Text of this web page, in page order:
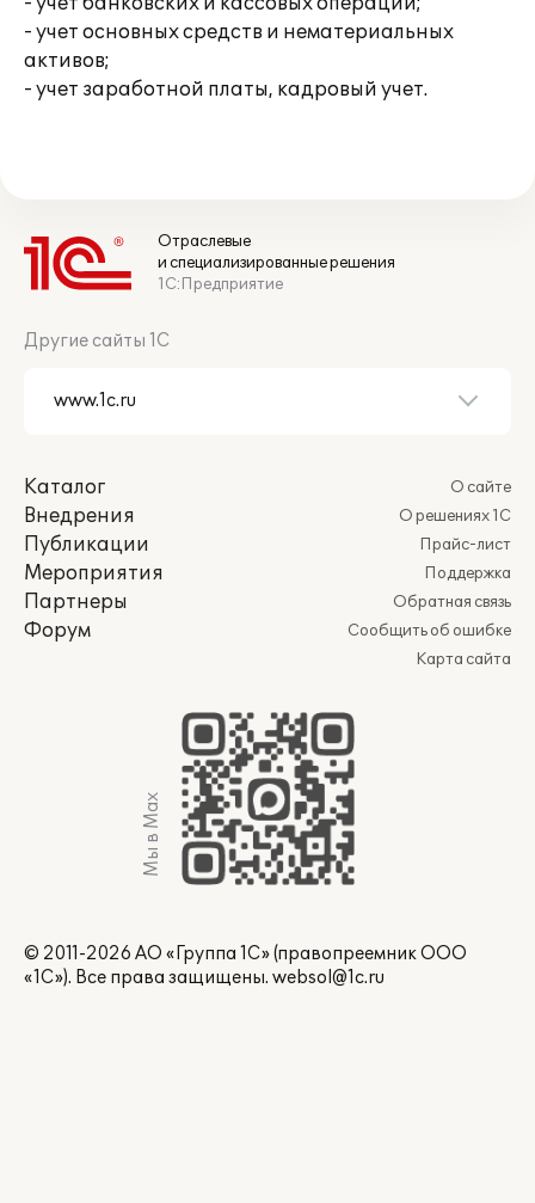
- учет основных средств и нематериальных
активов;
- учет заработной платы, кадровый учет.
Отраслевые
и специализированные решения
1С:Предприятие
Другие сайты 1С
Каталог
Внедрения
Публикации
Мероприятия
Партнеры
Форум
О сайте
О решениях 1С
Прайс-лист
Поддержка
Обратная связь
Сообщить об ошибке
Карта сайта
Мы в Max
© 2011-2026 АО «Группа 1С» (правопреемник ООО
«1С»). Все права защищены. websol@1c.ru